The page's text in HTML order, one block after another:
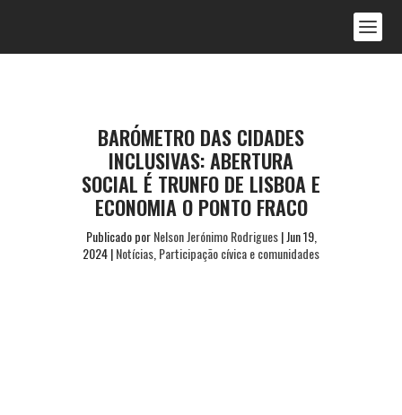
BARÓMETRO DAS CIDADES
INCLUSIVAS: ABERTURA
SOCIAL É TRUNFO DE LISBOA E
ECONOMIA O PONTO FRACO
Publicado porNelson Jerónimo Rodrigues|Jun 19,
2024|Notícias Participação cívica e comunidades